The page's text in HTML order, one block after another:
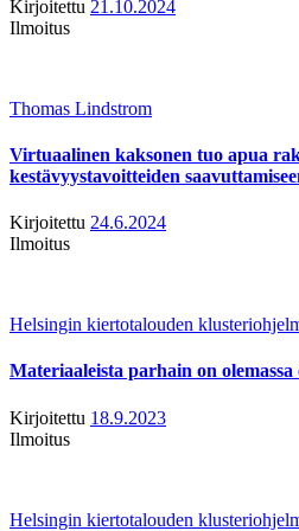
Kirjoitettu 21.10.2024
Ilmoitus
Thomas Lindstrom
Virtuaalinen kaksonen tuo apua
kestävyystavoitteiden
Kirjoitettu 24.6.2024
Ilmoitus
Helsingin kiertotalouden
Materiaaleista parhain on olemassa
Kirjoitettu 18.9.2023
Ilmoitus
Helsingin kiertotalouden